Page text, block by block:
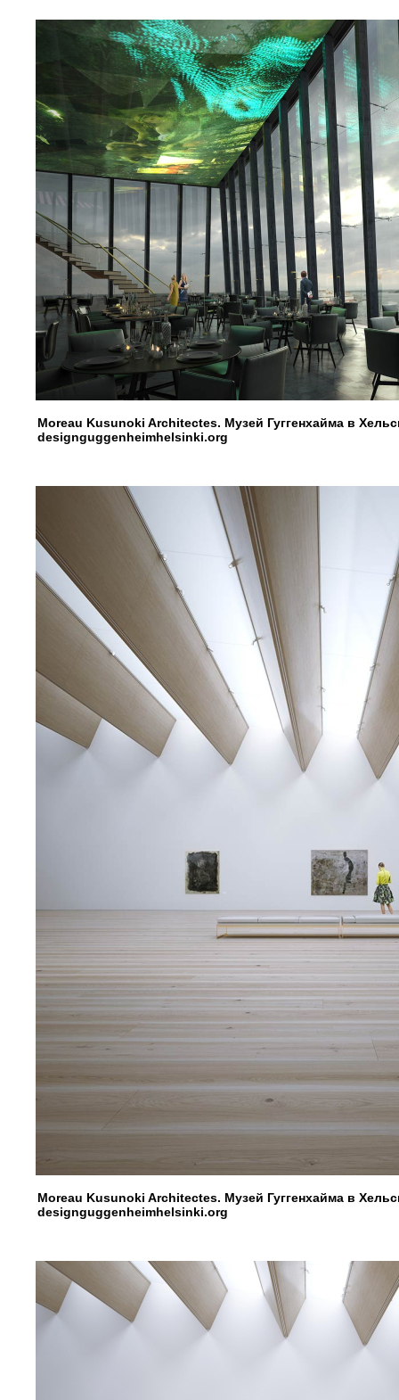
Moreau Kusunoki Architectes. Музей Гуггенхайма в
designguggenheimhelsinki.org
Moreau Kusunoki Architectes. Музей Гуггенхайма в
designguggenheimhelsinki.org